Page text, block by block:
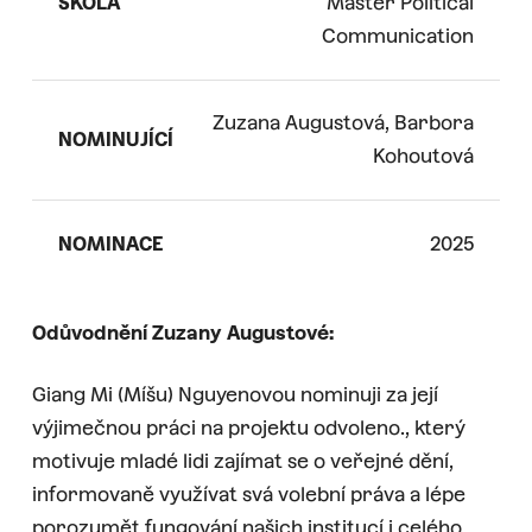
Communication
NOMINUJÍCÍ
Zuzana Augustová, Barbora
Kohoutová
NOMINACE 2025
Odůvodnění Zuzany Augustové:
Giang Mi (Míšu) Nguyenovou nominuji za její
výjimečnou práci na projektu odvoleno., který
motivuje mladé lidi zajímat se o veřejné dění,
informovaně využívat svá volební práva a lépe
porozumět fungování našich institucí i celého